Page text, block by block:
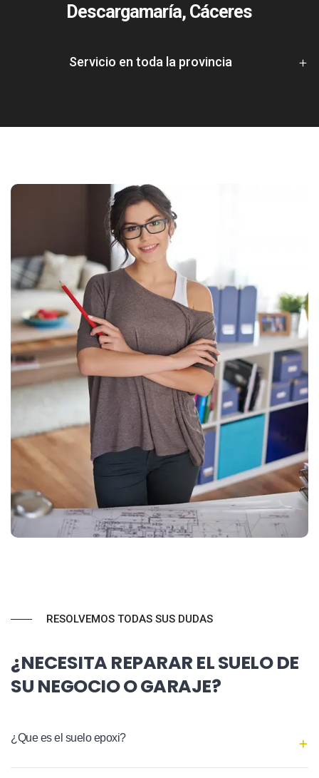
Descargamaría, Cáceres
Servicio en toda la provincia
RESOLVEMOS TODAS SUS DUDAS
¿NECESITA REPARAR EL SUELO DE
SU NEGOCIO O GARAJE?
¿Que es el suelo epoxi?